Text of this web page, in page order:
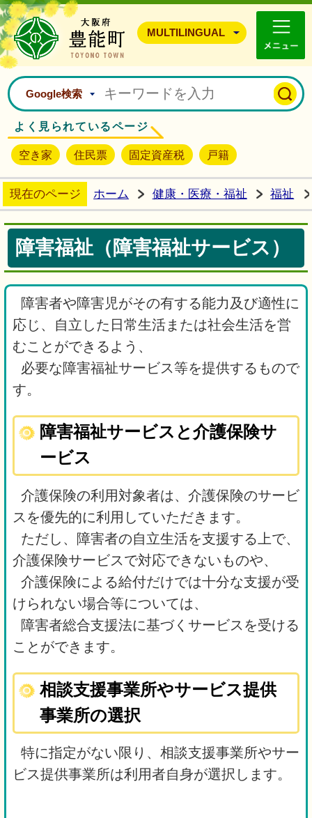
豊能町ホームページ
MULTILINGUAL
Google検索
よく見られているページ
空き家 住民票 固定資産税 戸籍
現在のページ ホーム 健康・医療・福祉 福祉
障害福祉（障害福祉サービス）
障害者や障害児がその有する能力及び適性に
応じ、自立した日常生活または社会生活を営
むことができるよう、
必要な障害福祉サービス等を提供するもので
す。
障害福祉サービスと介護保険サ
ービス
介護保険の利用対象者は、介護保険のサービ
スを優先的に利用していただきます。
ただし、障害者の自立生活を支援する上で、
介護保険サービスで対応できないものや、
介護保険による給付だけでは十分な支援が受
けられない場合等については、
障害者総合支援法に基づくサービスを受ける
ことができます。
相談支援事業所やサービス提供
事業所の選択
特に指定がない限り、相談支援事業所やサー
ビス提供事業所は利用者自身が選択します。